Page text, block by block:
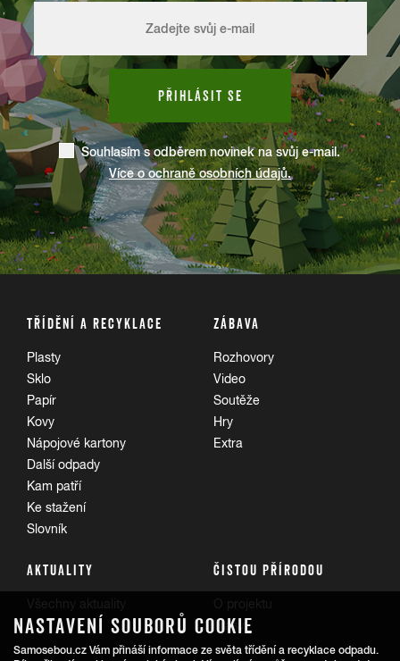
PŘIHLÁSIT SE
Souhlasím s odběrem novinek na svůj e-mail.
Více o ochraně osobních údajů.
TŘÍDĚNÍ A RECYKLACE
Plasty
Sklo
Papír
Kovy
Nápojové kartony
Další odpady
Kam patří
Ke stažení
Slovník
ZÁBAVA
Rozhovory
Video
Soutěže
Hry
Extra
AKTUALITY ČISTOU PŘÍRODOU
Trasy
NASTAVENÍ SOUBORŮ COOKIE
Samosebou.cz Vám přináší informace ze světa třídění a recyklace odpadu.